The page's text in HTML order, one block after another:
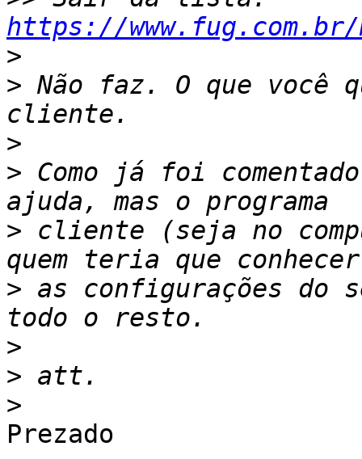
https://
>
> Não faz. O que você
>
> Como já foi
> cliente (seja no
> as configurações do
>
>
>
Prezado